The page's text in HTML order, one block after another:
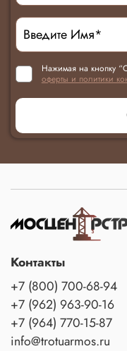
Нажимая на кнопку
оферты и политики
Контакты
+7 (800) 700-68-94
+7 (962) 963-90-16
+7 (964) 770-15-87
info@trotuarmos.ru